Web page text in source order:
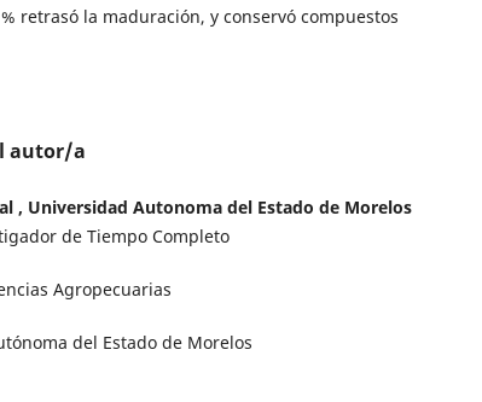
retrasó la maduración, y conservó compuestos
autor/a
, Universidad Autonoma del Estado de Morelos
de Tiempo Completo
Agropecuarias
del Estado de Morelos